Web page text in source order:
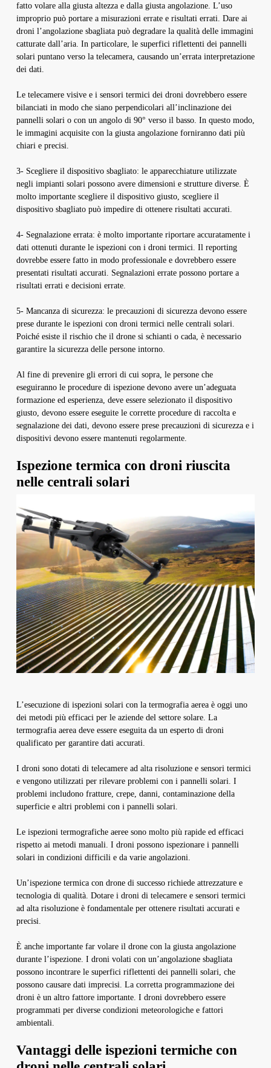
fatto volare alla giusta altezza e dalla giusta angolazione. L’uso
improprio può portare a misurazioni errate e risultati errati. Dare ai
droni l’angolazione sbagliata può degradare la qualità delle immagini
catturate dall’aria. In particolare, le superfici riflettenti dei pannelli
solari puntano verso la telecamera, causando un’errata interpretazione
dei dati.
Le telecamere visive e i sensori termici dei droni dovrebbero essere
bilanciati in modo che siano perpendicolari all’inclinazione dei
pannelli solari o con un angolo di 90° verso il basso. In questo modo,
le immagini acquisite con la giusta angolazione forniranno dati più
chiari e precisi.
3- Scegliere il dispositivo sbagliato: le apparecchiature utilizzate
negli impianti solari possono avere dimensioni e strutture diverse. È
molto importante scegliere il dispositivo giusto, scegliere il
dispositivo sbagliato può impedire di ottenere risultati accurati.
4- Segnalazione errata: è molto importante riportare accuratamente i
dati ottenuti durante le ispezioni con i droni termici. Il reporting
dovrebbe essere fatto in modo professionale e dovrebbero essere
presentati risultati accurati. Segnalazioni errate possono portare a
risultati errati e decisioni errate.
5- Mancanza di sicurezza: le precauzioni di sicurezza devono essere
prese durante le ispezioni con droni termici nelle centrali solari.
Poiché esiste il rischio che il drone si schianti o cada, è necessario
garantire la sicurezza delle persone intorno.
Al fine di prevenire gli errori di cui sopra, le persone che
eseguiranno le procedure di ispezione devono avere un’adeguata
formazione ed esperienza, deve essere selezionato il dispositivo
giusto, devono essere eseguite le corrette procedure di raccolta e
segnalazione dei dati, devono essere prese precauzioni di sicurezza e i
dispositivi devono essere mantenuti regolarmente.
Ispezione termica con droni riuscita
nelle centrali solari
L’esecuzione di ispezioni solari con la termografia aerea è oggi uno
dei metodi più efficaci per le aziende del settore solare. La
termografia aerea deve essere eseguita da un esperto di droni
qualificato per garantire dati accurati.
I droni sono dotati di telecamere ad alta risoluzione e sensori termici
e vengono utilizzati per rilevare problemi con i pannelli solari. I
problemi includono fratture, crepe, danni, contaminazione della
superficie e altri problemi con i pannelli solari.
Le ispezioni termografiche aeree sono molto più rapide ed efficaci
rispetto ai metodi manuali. I droni possono ispezionare i pannelli
solari in condizioni difficili e da varie angolazioni.
Un’ispezione termica con drone di successo richiede attrezzature e
tecnologia di qualità. Dotare i droni di telecamere e sensori termici
ad alta risoluzione è fondamentale per ottenere risultati accurati e
precisi.
È anche importante far volare il drone con la giusta angolazione
durante l’ispezione. I droni volati con un’angolazione sbagliata
possono incontrare le superfici riflettenti dei pannelli solari, che
possono causare dati imprecisi. La corretta programmazione dei
droni è un altro fattore importante. I droni dovrebbero essere
programmati per diverse condizioni meteorologiche e fattori
ambientali.
Vantaggi delle ispezioni termiche con